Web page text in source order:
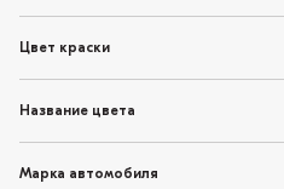
Цвет краски
Название цвета
Марка автомобиля